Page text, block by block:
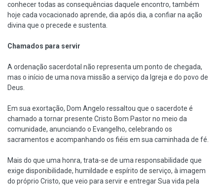
conhecer todas as consequências daquele encontro, também
hoje cada vocacionado aprende, dia após dia, a confiar na ação
divina que o precede e sustenta.
Chamados para servir
A ordenação sacerdotal não representa um ponto de chegada,
mas o início de uma nova missão a serviço da Igreja e do povo de
Deus.
Em sua exortação, Dom Angelo ressaltou que o sacerdote é
chamado a tornar presente Cristo Bom Pastor no meio da
comunidade, anunciando o Evangelho, celebrando os
sacramentos e acompanhando os fiéis em sua caminhada de fé.
Mais do que uma honra, trata-se de uma responsabilidade que
exige disponibilidade, humildade e espírito de serviço, à imagem
do próprio Cristo, que veio para servir e entregar Sua vida pela